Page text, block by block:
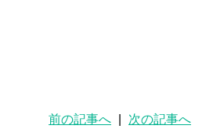
前の記事へ 次の記事へ